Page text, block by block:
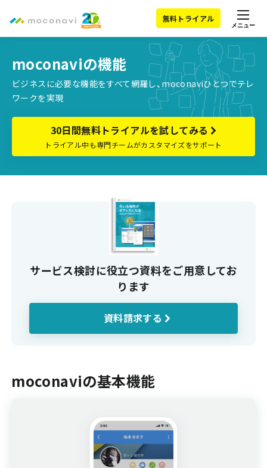
無料トライアル
メニュー
moconaviの機能
ビジネスに必要な機能をすべて網羅し、moconaviひとつでテレ
ワークを実現
30日間無料トライアルを試してみる
トライアル中も専門チームがカスタマイズをサポート
サービス検討に役立つ資料をご用意してお
ります
資料請求する
moconaviの基本機能